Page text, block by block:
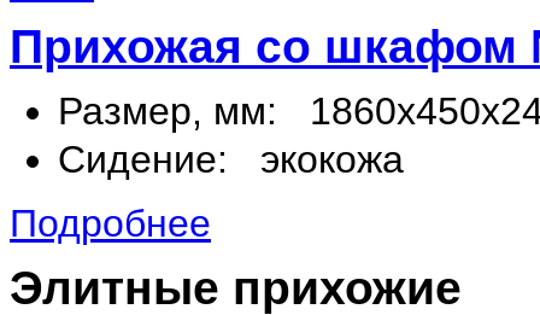
Прихожая со
Размер, мм:
Сидение:
экокожа
Подробнее
Элитные прихожие